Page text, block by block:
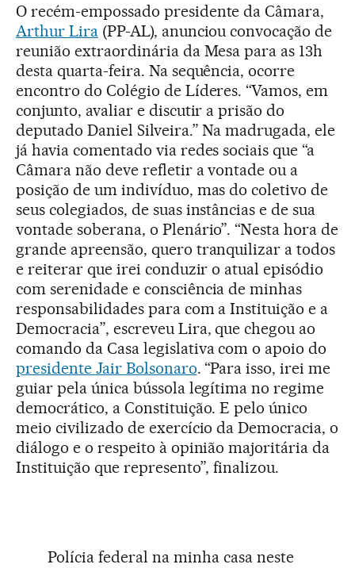
O recém-empossado presidente da Câmara,
Arthur Lira(PP-AL), anunciou convocação de
reunião extraordinária da Mesa para as 13h
desta quarta-feira. Na sequência, ocorre
encontro do Colégio de Líderes. “Vamos, em
conjunto, avaliar e discutir a prisão do
deputado Daniel Silveira.” Na madrugada, ele
já havia comentado via redes sociais que “a
Câmara não deve refletir a vontade ou a
posição de um indivíduo, mas do coletivo de
seus colegiados, de suas instâncias e de sua
vontade soberana, o Plenário”. “Nesta hora de
grande apreensão, quero tranquilizar a todos
e reiterar que irei conduzir o atual episódio
com serenidade e consciência de minhas
responsabilidades para com a Instituição e a
Democracia”, escreveu Lira, que chegou ao
comando da Casa legislativa com o apoio do
presidente Jair Bolsonaro. “Para isso, irei me
guiar pela única bússola legítima no regime
democrático, a Constituição. E pelo único
meio civilizado de exercício da Democracia, o
diálogo e o respeito à opinião majoritária da
Instituição que represento”, finalizou.
Polícia federal na minha casa neste